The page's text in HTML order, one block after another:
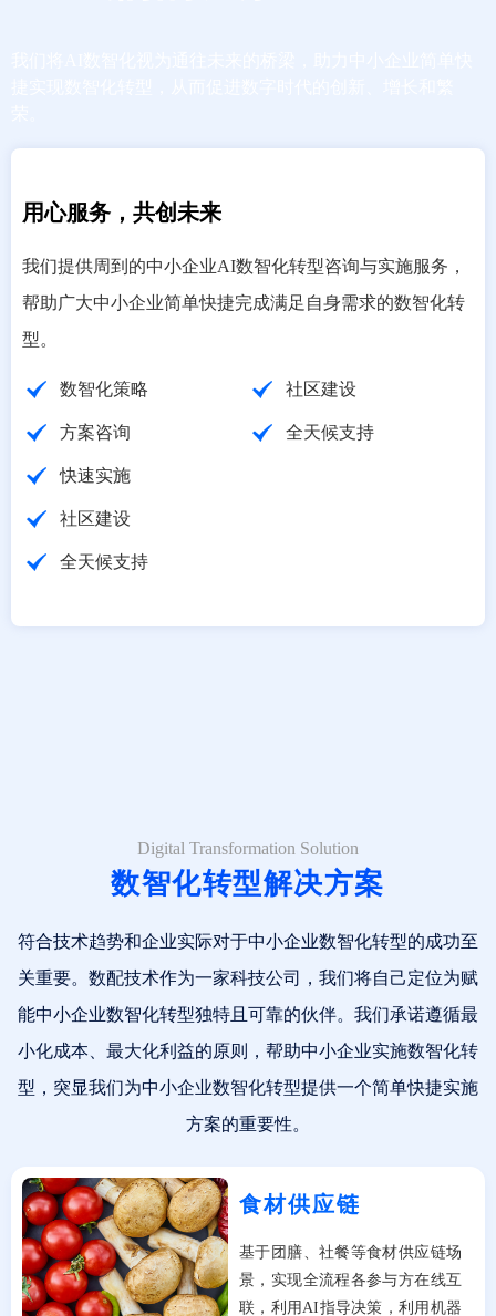
数智化策略
方案咨询
快速实施
社区建设
全天候支持
用心服务，共创未来
我们提供周到的中小企业AI数智化转型咨询与实施服务，
帮助广大中小企业简单快捷完成满足自身需求的数智化转
型。
社区建设
全天候支持
食材供应链
基于团膳、社餐等食材供应链场
景，实现全流程各参与方在线互
联，利用AI指导决策，利用机器
Digital Transformation Solution
数智化转型解决方案
符合技术趋势和企业实际对于中小企业数智化转型的成功至
关重要。数配技术作为一家科技公司，我们将自己定位为赋
能中小企业数智化转型独特且可靠的伙伴。我们承诺遵循最
小化成本、最大化利益的原则，帮助中小企业实施数智化转
型，突显我们为中小企业数智化转型提供一个简单快捷实施
方案的重要性。